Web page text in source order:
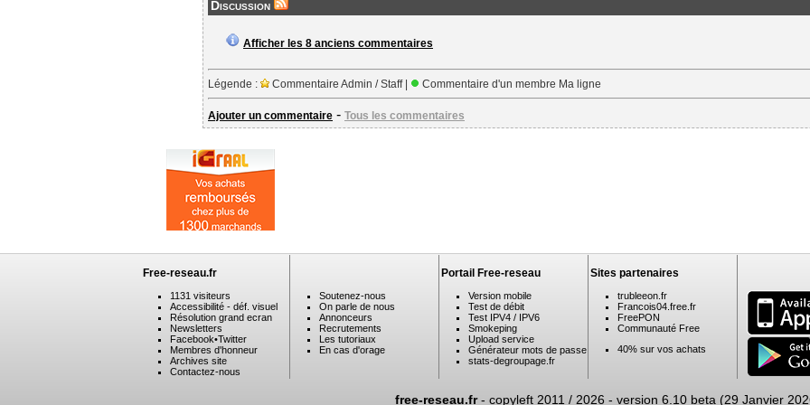
Discussion
Afficher les 8 anciens commentaires
Légende : Commentaire Admin / Staff | Commentaire d'un membre Ma ligne
Ajouter un commentaire - Tous les commentaires
Free-reseau.fr
1131 visiteurs
Accessibilité - déf. visuel
Résolution grand ecran
Newsletters
Facebook•Twitter
Membres d'honneur
Archives site
Contactez-nous
Soutenez-nous
On parle de nous
Annonceurs
Recrutements
Les tutoriaux
En cas d'orage
Portail Free-reseau
Version mobile
Test de débit
Test IPV4 / IPV6
Smokeping
Upload service
Générateur mots de passe
stats-degroupage.fr
Sites partenaires
trubleeon.fr
Francois04.free.fr
FreePON
Communauté Free
40% sur vos achats
free-reseau.fr- copyleft 2011 / 2026 - version 6.10 beta (29 Janvier